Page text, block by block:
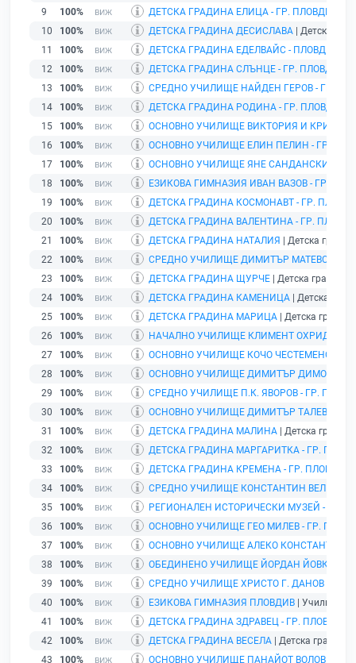
9
100% ДЕТСКА ГРАДИНА ЕЛИЦА - ГР. ПЛОВДИВ
10
100% ДЕТСКА ГРАДИНА ДЕСИСЛАВА | Детска
11
100% ДЕТСКА ГРАДИНА ЕДЕЛВАЙС - ПЛОВДИВ
12
100% ДЕТСКА ГРАДИНА СЛЪНЦЕ - ГР. ПЛОВДИВ
13
100%
СРЕДНО УЧИЛИЩЕ НАЙДЕН ГЕРОВ - ГР.
14
100% ДЕТСКА ГРАДИНА РОДИНА - ГР. ПЛОВДИВ
15
100%
ОСНОВНО УЧИЛИЩЕ ВИКТОРИЯ И КРИКОР
16
100%
ОСНОВНО УЧИЛИЩЕ ЕЛИН ПЕЛИН - ГР.
17
100%
ОСНОВНО УЧИЛИЩЕ ЯНЕ САНДАНСКИ - ГР.
18
100%
ЕЗИКОВА ГИМНАЗИЯ ИВАН ВАЗОВ - ГР.
19
100%
ДЕТСКА ГРАДИНА КОСМОНАВТ - ГР.
20
100%
ДЕТСКА ГРАДИНА ВАЛЕНТИНА - ГР.
21
100% ДЕТСКА ГРАДИНА НАТАЛИЯ
| Детска
22
100%
СРЕДНО УЧИЛИЩЕ ДИМИТЪР МАТЕВСКИ -
23
100% ДЕТСКА ГРАДИНА ЩУРЧЕ | Детска градина
24
100% ДЕТСКА ГРАДИНА КАМЕНИЦА | Детска
25
100% ДЕТСКА ГРАДИНА МАРИЦА | Детска
26
100%
НАЧАЛНО УЧИЛИЩЕ КЛИМЕНТ ОХРИДСКИ -
27
100%
ОСНОВНО УЧИЛИЩЕ КОЧО ЧЕСТЕМЕНСКИ -
28
100% ОСНОВНО УЧИЛИЩЕ ДИМИТЪР ДИМОВ
29
100%
СРЕДНО УЧИЛИЩЕ П.К. ЯВОРОВ - ГР.
30
100%
ОСНОВНО УЧИЛИЩЕ ДИМИТЪР ТАЛЕВ - ГР.
31
100% ДЕТСКА ГРАДИНА МАЛИНА | Детска
32
100%
ДЕТСКА ГРАДИНА МАРГАРИТКА - ГР.
33
100% ДЕТСКА ГРАДИНА КРЕМЕНА - ГР. ПЛОВДИВ
34
100%
СРЕДНО УЧИЛИЩЕ КОНСТАНТИН
35
100%
РЕГИОНАЛЕН ИСТОРИЧЕСКИ МУЗЕЙ - ГР.
36
100%
ОСНОВНО УЧИЛИЩЕ ГЕО МИЛЕВ - ГР.
37
100%
ОСНОВНО УЧИЛИЩЕ АЛЕКО
38
100%
ОБЕДИНЕНО УЧИЛИЩЕ ЙОРДАН ЙОВКОВ -
39
100% СРЕДНО УЧИЛИЩЕ ХРИСТО Г. ДАНОВ
40
100% ЕЗИКОВА ГИМНАЗИЯ ПЛОВДИВ | Училище |
41
100% ДЕТСКА ГРАДИНА ЗДРАВЕЦ - ГР. ПЛОВДИВ
42
100% ДЕТСКА ГРАДИНА ВЕСЕЛА | Детска
43
100% ОСНОВНО УЧИЛИЩЕ ПАНАЙОТ ВОЛОВ - ГР.